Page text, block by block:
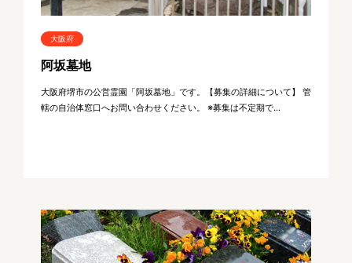
大阪府
阿坂墓地
大阪府堺市の公営霊園「阿坂墓地」です。【募集の詳細について】 管
轄の自治体窓口へお問い合わせください。 ※募集は不定期で...